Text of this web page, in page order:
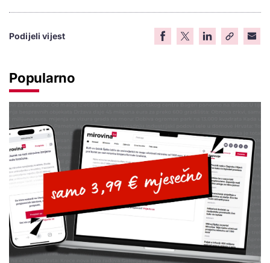
Podijeli vijest
Popularno